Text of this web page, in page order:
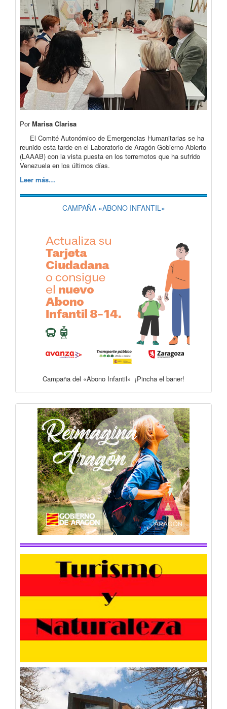
PorMarisa Clarisa
El Comité Autonómico de Emergencias Humanitarias se ha
reunido esta tarde en el Laboratorio de Aragón Gobierno Abierto
(LAAAB) con la vista puesta en los terremotos que ha sufrido
Venezuela en los últimos días.
Leer más…
CAMPAÑA «ABONO INFANTIL»
Campaña del «Abono Infantil» ¡Pincha el baner!